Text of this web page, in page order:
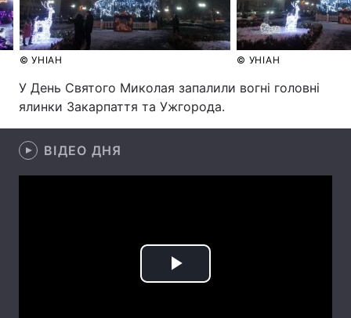
Зброя Інциденти
Здоров'я
Цікавинки Погода
Екологія Регіони
Лонгріди
Думки
Вакансії
© УНІАН © УНІАН
У День Святого Миколая запалили вогні головні
ялинки Закарпаття та Ужгорода.
ВІДЕО ДНЯ
Play